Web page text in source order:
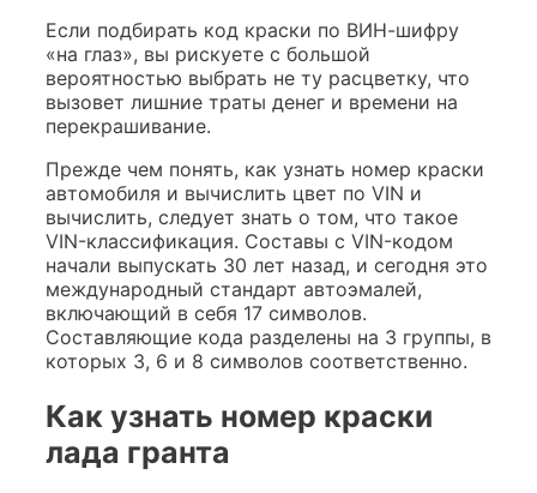
Если подбирать код краски по ВИН-шифру
«на глаз», вы рискуете с большой
вероятностью выбрать не ту расцветку, что
вызовет лишние траты денег и времени на
перекрашивание.
Прежде чем понять, как узнать номер краски
автомобиля и вычислить цвет по VIN и
вычислить, следует знать о том, что такое
VIN-классификация. Составы с VIN-кодом
начали выпускать 30 лет назад, и сегодня это
международный стандарт автоэмалей,
включающий в себя 17 символов.
Составляющие кода разделены на 3 группы, в
которых 3, 6 и 8 символов соответственно.
Как узнать номер краски
лада гранта